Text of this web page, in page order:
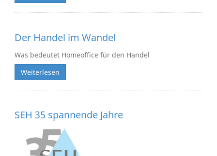
Der Handel im Wandel
Was bedeutet Homeoffice für den Handel
Weiterlesen
SEH 35 spannende Jahre